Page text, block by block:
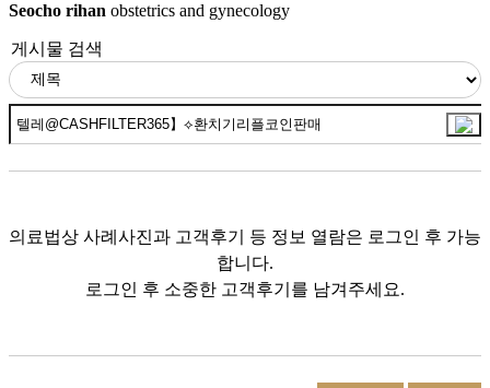
Seocho rihan obstetrics and gynecology
게시물 검색
의료법상 사례사진과 고객후기 등 정보 열람은 로그인 후 가능
합니다.
로그인 후 소중한 고객후기를 남겨주세요.